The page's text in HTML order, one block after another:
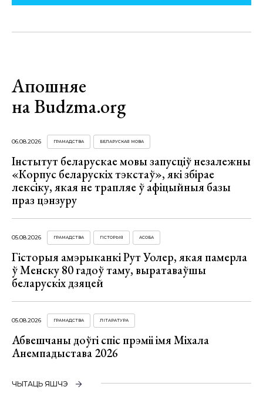
Апошняе
на Budzma.org
06.08.2026 ГРАМАДСТВА БЕЛАРУСКАЯ МОВА
Інстытут беларускае мовы запусціў незалежны
«Корпус беларускіх тэкстаў», які збірае
лексіку, якая не трапляе ў афіцыйныя базы
праз цэнзуру
05.08.2026 ГРАМАДСТВА ГІСТОРЫЯ АСОБА
Гісторыя амэрыканкі Рут Уолер, якая памерла
ў Менску 80 гадоў таму, выратаваўшы
беларускіх дзяцей
05.08.2026 ГРАМАДСТВА ЛІТАРАТУРА
Абвешчаны доўгі спіс прэміі імя Міхала
Анемпадыстава 2026
ЧЫТАЦЬ ЯШЧЭ